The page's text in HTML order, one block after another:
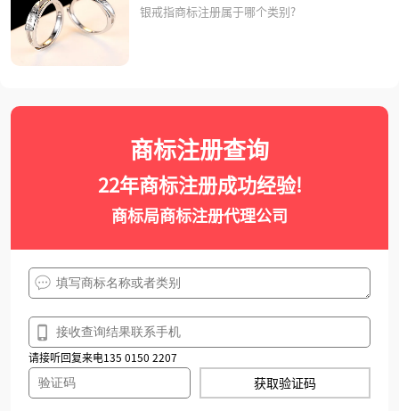
银戒指商标注册属于哪个类别?
商标注册查询
22年商标注册成功经验!
商标局商标注册代理公司
请接听回复来电135 0150 2207
获取验证码